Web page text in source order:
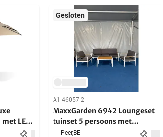
LED
Gesloten
A1-46057-2
MaxxGarden 6942 Loungeset
tuinset 5 persoons met
kussens Aluminium
Peer,BE